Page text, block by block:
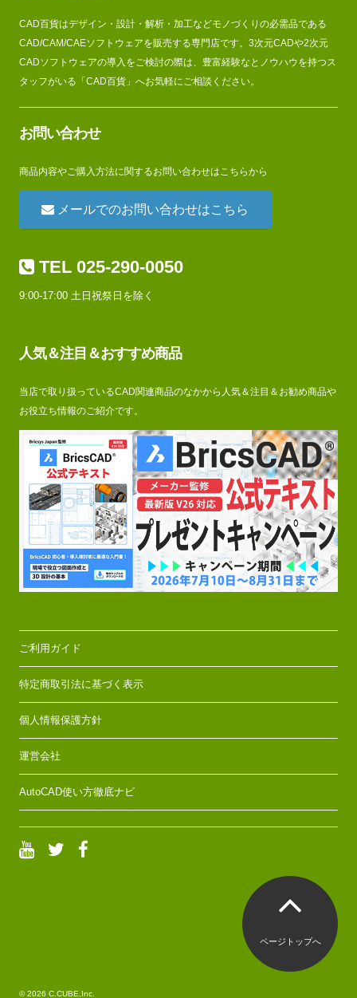
CAD百貨はデザイン・設計・解析・加工などモノづくりの必需品である
CAD/CAM/CAEソフトウェアを販売する専門店です。3次元CADや2次元
CADソフトウェアの導入をご検討の際は、豊富経験なとノウハウを持つス
タッフがいる「CAD百貨」へお気軽にご相談ください。
お問い合わせ
商品内容やご購入方法に関するお問い合わせはこちらから
メールでのお問い合わせはこちら
TEL 025-290-0050
9:00-17:00 土日祝祭日を除く
人気＆注目＆おすすめ商品
当店で取り扱っているCAD関連商品のなかから人気＆注目＆お勧め商品や
お役立ち情報のご紹介です。
ご利用ガイド
特定商取引法に基づく表示
個人情報保護方針
運営会社
AutoCAD使い方徹底ナビ
ページトップへ
© 2026 C.CUBE,Inc.